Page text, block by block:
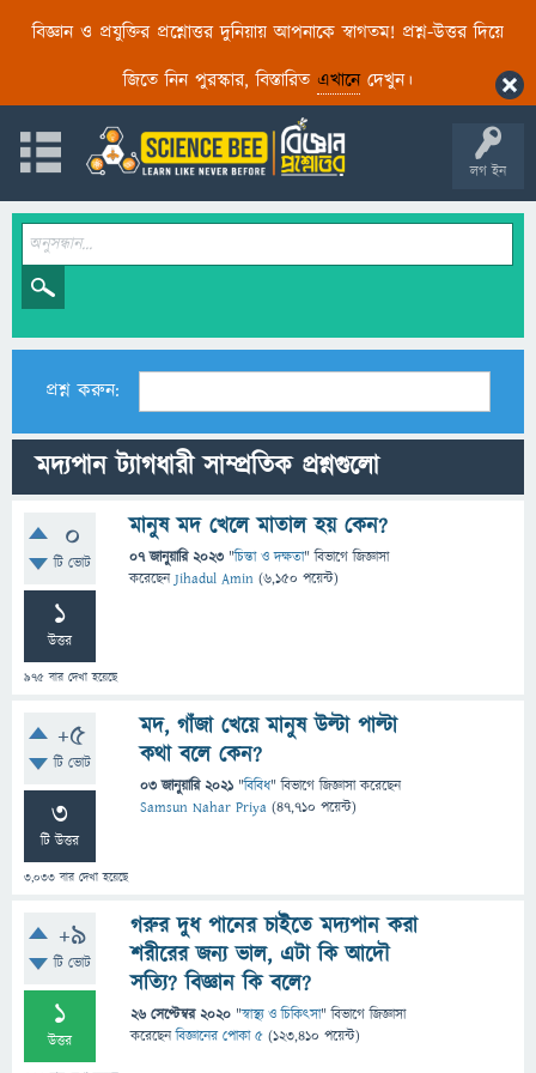
বিজ্ঞান ও প্রযুক্তির প্রশ্নোত্তর দুনিয়ায় আপনাকে স্বাগতম! প্রশ্ন-উত্তর দিয়ে
জিতে নিন পুরস্কার, বিস্তারিত এখানেদেখুন।
লগ ইন
প্রশ্ন করুন:
মদ্যপান ট্যাগধারী সাম্প্রতিক প্রশ্নগুলো
0
টি ভোট
1
উত্তর
975 বার দেখা হয়েছে
মানুষ মদ খেলে মাতাল হয় কেন?
07 জানুয়ারি 2023 "চিন্তা ও দক্ষতা" বিভাগে জিজ্ঞাসা
করেছেনJihadul Amin (6,150 পয়েন্ট)
+5
টি ভোট
3
টি উত্তর
3,033 বার দেখা হয়েছে
মদ, গাঁজা খেয়ে মানুষ উল্টা পাল্টা
কথা বলে কেন?
03 জানুয়ারি 2021 "বিবিধ" বিভাগে জিজ্ঞাসাকরেছেন
Samsun Nahar Priya (47,710 পয়েন্ট)
+9
টি ভোট
1
উত্তর
গরুর দুধ পানের চাইতে মদ্যপান করা
শরীরের জন্য ভাল, এটা কি আদৌ
সত্যি? বিজ্ঞান কি বলে?
26 সেপ্টেম্বর 2020 "স্বাস্থ্য ও চিকিৎসা" বিভাগে জিজ্ঞাসা
করেছেনবিজ্ঞানের পোকা ৫ (123,410 পয়েন্ট)